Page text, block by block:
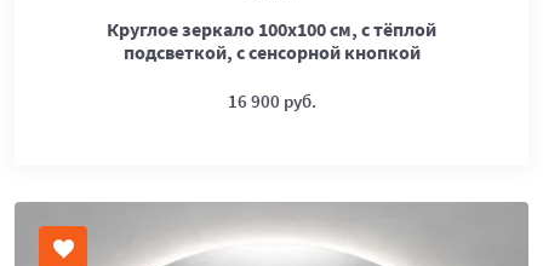
Круглое зеркало 100х100 см, с тёплой
подсветкой, с сенсорной кнопкой
16 900 руб.